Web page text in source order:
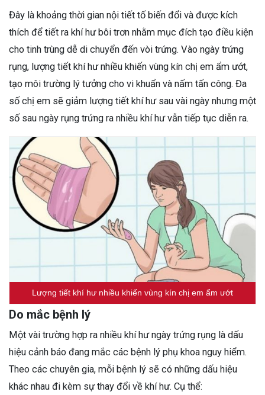
Đây là khoảng thời gian nội tiết tố biến đổi và được kích
thích để tiết ra khí hư bôi trơn nhằm mục đích tạo điều kiện
cho tinh trùng dễ di chuyển đến vòi trứng. Vào ngày trứng
rụng, lượng tiết khí hư nhiều khiến vùng kín chị em ẩm ướt,
tạo môi trường lý tưởng cho vi khuẩn và nấm tấn công. Đa
số chị em sẽ giảm lượng tiết khí hư sau vài ngày nhưng một
số sau ngày rụng trứng ra nhiều khí hư vẫn tiếp tục diễn ra.
Lượng tiết khí hư nhiều khiến vùng kín chị em ẩm ướt
Do mắc bệnh lý
Một vài trường hợp ra nhiều khí hư ngày trứng rụng là dấu
hiệu cảnh báo đang mắc các bệnh lý phụ khoa nguy hiểm.
Theo các chuyên gia, mỗi bệnh lý sẽ có những dấu hiệu
khác nhau đi kèm sự thay đổi về khí hư. Cụ thể: